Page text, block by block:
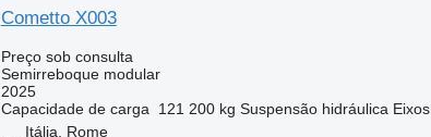
Cometto X003
Preço sob consulta
Semirreboque modular
2025
Capacidade de carga
121 200 kg Suspensão hidráulica Eixos
Itália, Rome